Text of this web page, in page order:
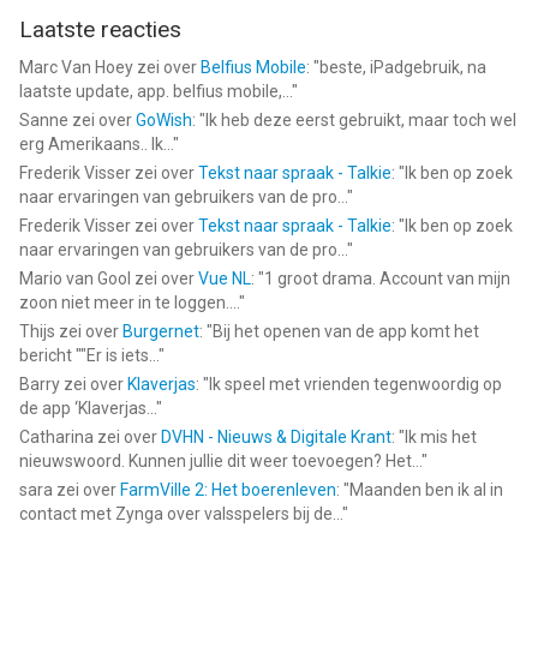
Informatie voor Leer Russisch – Mondlyis het laatst vergeleken
op 7 Aug om 18:54.
Laatste reacties
Marc Van Hoey zei over Belfius Mobile: "beste, iPadgebruik, na
laatste update, app. belfius mobile,... "
Sanne zei overGoWish: " Ik heb deze eerst gebruikt, maar toch wel
erg Amerikaans.. Ik... "
Frederik Visser zei overTekst naar spraak - Talkie: " Ik ben op zoek
naar ervaringen van gebruikers van de pro... "
Frederik Visser zei overTekst naar spraak - Talkie: " Ik ben op zoek
naar ervaringen van gebruikers van de pro... "
Mario van Gool zei overVue NL: "1 groot drama. Account van mijn
zoon niet meer in te loggen.... "
Thijs zei over Burgernet: "Bij het openen van de app komt het
bericht ""Er is iets... "
Barry zei over Klaverjas: " Ik speel met vrienden tegenwoordig op
de app ‘Klaverjas... "
Catharina zei over DVHN - Nieuws & Digitale Krant: " Ik mis het
nieuwswoord. Kunnen jullie dit weer toevoegen? Het... "
sara zei over FarmVille 2: Het boerenleven: "Maanden ben ik al in
contact met Zynga over valsspelers bij de... "